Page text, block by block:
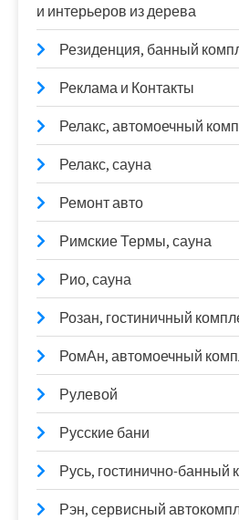
и интерьеров из дерева
Резиденция, банный
Реклама и Контакты
Релакс, автомоечный
Релакс, сауна
Ремонт авто
Римские Термы, сауна
Рио, сауна
Розан, гостиничный
РомАн, автомоечный
Рулевой
Русские бани
Русь, гостинично-банный
Рэн, сервисный